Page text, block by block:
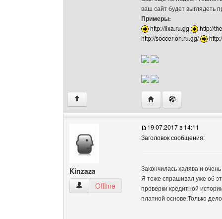
ваш сайт будет выглядеть
Примеры:
http://lixa.ru.gg
http://
http://soccer-on.ru.gg/
↑ Посетить сайт
Kinzaza
Kinzaza Посмотреть профиль
Offline
19.07.2017 в 14:11
Заголовок сообщения:
Закончилась халява и
Я тоже спрашивал уже об
проверки кредитной
платной основе.Только